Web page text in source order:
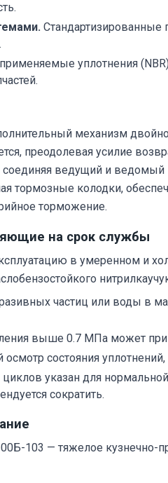
уплотнения
механизм
преодолевая усилие
ведущий и
колодки,
торможение.
на срок службы
в умеренном и
частиц или воды в
выше 0.7 МПа может
состояния
циклов указан для
сократить.
103 — тяжелое кузнечно-